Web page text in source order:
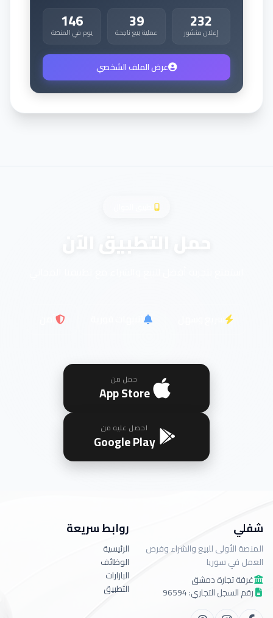
232
إعلان منشور 39
عملية بيع ناجحة 146
يوم في المنصة
عرض الملف الشخصي
حمل التطبيق الآن
حمل من
App Store
احصل عليه من
Google Play
شفلي
المنصة الأولى للبيع والشراء وفرص
العمل في سوريا
غرفة تجارة دمشق
رقم السجل التجاري: 96594
روابط سريعة
الرئيسية
الوظائف
البازارات
التطبيق